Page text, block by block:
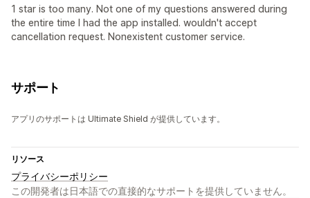
1 star is too many. Not one of my questions answered during
the entire time I had the app installed. wouldn't accept
cancellation request. Nonexistent customer service.
サポート
アプリのサポートは Ultimate Shield が提供しています。
リソース
プライバシーポリシー
この開発者は日本語での直接的なサポートを提供していません。